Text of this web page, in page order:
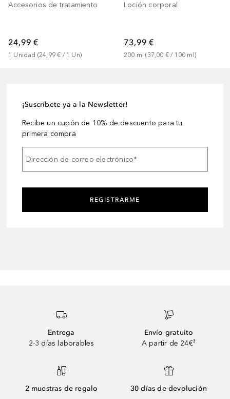
Accesorios de tratamiento
24,99 €
1 Unidad (24,99 € / 1 Un)
Loción corporal
73,99 €
200 ml (37,00 € / 100 ml )
¡Suscríbete ya a la Newsletter!
Recibe un cupón de 10% de descuento para tu
primera compra
Dirección de correo electrónico*
REGISTRARME
Entrega
2-3 días laborables
Envío gratuito
A partir de 24€³
2 muestras de regalo 30 días de devolución